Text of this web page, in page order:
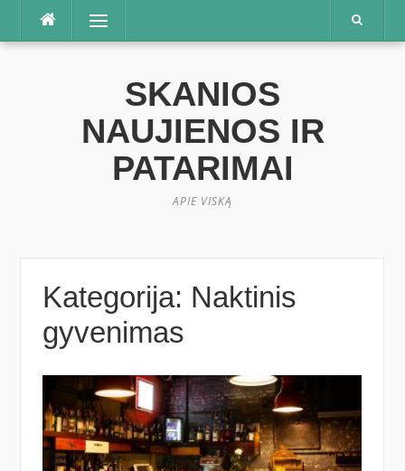
Praleisti
Meniu
SKANIOS
NAUJIENOS IR
PATARIMAI
APIE VISKĄ
Kategorija: Naktinis
gyvenimas